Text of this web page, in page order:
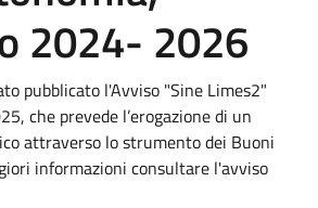
2024- 2026
pubblicato l'Avviso "Sine Limes2"
che prevede l’erogazione di un
attraverso lo strumento dei Buoni
informazioni consultare l'avviso